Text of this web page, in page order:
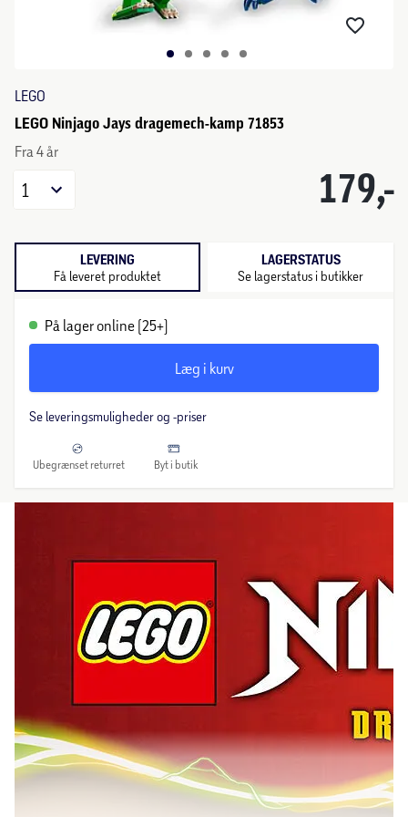
LEGO
LEGO Ninjago Jays dragemech-kamp 71853
Fra 4 år
179,-
1
LEVERING
Få leveret produktet
LAGERSTATUS
Se lagerstatus i butikker
På lager online (25+)
Læg i kurv
Se leveringsmuligheder og -priser
Ubegrænset returret Byt i butik